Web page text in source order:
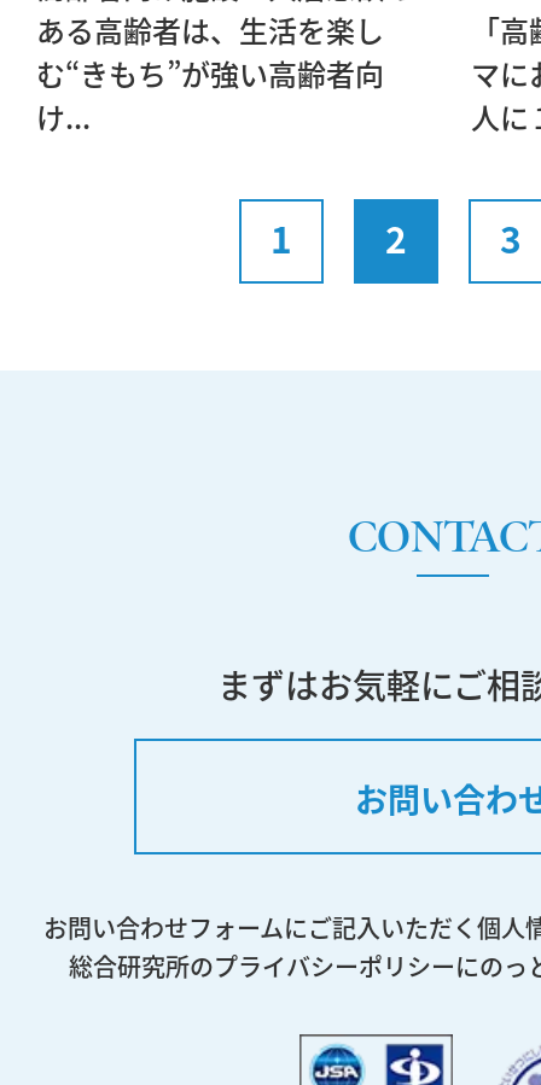
ある高齢者は、生活を楽し
む“きもち”が強い高齢者向
け...
「
マに
人
1 2 3
まずはお気軽にご相
お問い合わ
お問い合わせフォームにご記入いただく個人
総合研究所のプライバシーポリシーにのっ